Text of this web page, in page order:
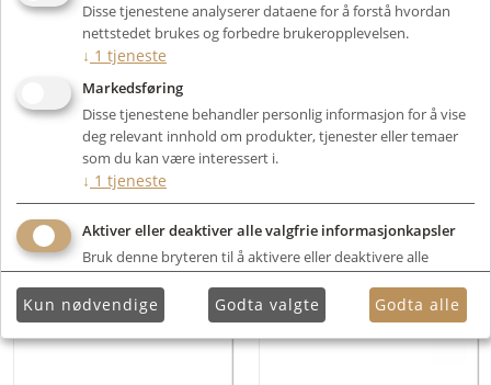
Viser 5 produkter
Disse tjenestene analyserer dataene for å forstå hvordan
nettstedet brukes og forbedre brukeropplevelsen.
↓ 1 tjeneste
Markedsføring
Disse tjenestene behandler personlig informasjon for å vise
deg relevant innhold om produkter, tjenester eller temaer
som du kan være interessert i.
↓ 1 tjeneste
Aktiver eller deaktiver alle valgfrie informasjonkapsler
Bruk denne bryteren til å aktivere eller deaktivere alle
Kun nødvendige Godta valgte Godta alle